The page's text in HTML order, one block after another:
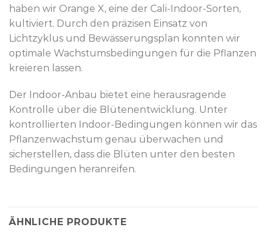
haben wir Orange X, eine der Cali-Indoor-Sorten,
kultiviert. Durch den präzisen Einsatz von
Lichtzyklus und Bewässerungsplan konnten wir
optimale Wachstumsbedingungen für die Pflanzen
kreieren lassen.
Der Indoor-Anbau bietet eine herausragende
Kontrolle über die Blütenentwicklung. Unter
kontrollierten Indoor-Bedingungen können wir das
Pflanzenwachstum genau überwachen und
sicherstellen, dass die Blüten unter den besten
Bedingungen heranreifen.
ÄHNLICHE PRODUKTE